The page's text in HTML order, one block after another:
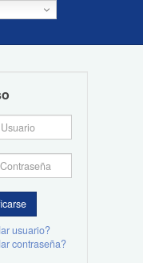
usuario?
contraseña?